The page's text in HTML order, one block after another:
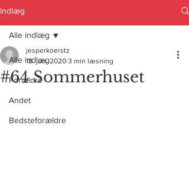
Indlæg
Alle indlæg
Forældre
Andet
Bedsteforældre
Alle indlæg
#64 Sommerhuset
jesperkoerstz
18. jun. 2020 3 min læsning